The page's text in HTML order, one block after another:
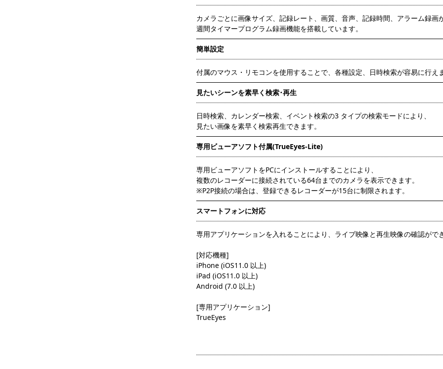
カメラごとに画像サイズ、記録レート、画質、音声、記録時間、アラーム録画
週間タイマープログラム録画機能を搭載しています。
簡単設定
付属のマウス・リモコンを使用することで、各種設定、日時検索が容易に行えま
見たいシーンを素早く検索･再生
日時検索、カレンダー検索、イベント検索の3 タイプの検索モードにより、
見たい画像を素早く検索再生できます。
専用ビューアソフト付属(TrueEyes-Lite)
専用ビューアソフトをPCにインストールすることにより、
複数のレコーダーに接続されている64台までのカメラを表示できます。
※P2P接続の場合は、登録できるレコーダーが15台に制限されます。
スマートフォンに対応
専用アプリケーションを入れることにより、ライブ映像と再生映像の確認がで
[対応機種]
iPhone (iOS11.0 以上)
iPad (iOS11.0 以上)
Android (7.0 以上)
[専用アプリケーション]
TrueEyes